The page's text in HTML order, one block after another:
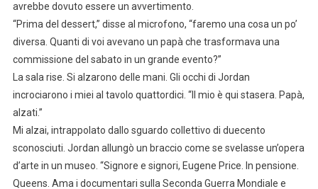
avrebbe dovuto essere un avvertimento.
“Prima del dessert,” disse al microfono, “faremo una cosa un po’
diversa. Quanti di voi avevano un papà che trasformava una
commissione del sabato in un grande evento?”
La sala rise. Si alzarono delle mani. Gli occhi di Jordan
incrociarono i miei al tavolo quattordici. “Il mio è qui stasera. Papà,
alzati.”
Mi alzai, intrappolato dallo sguardo collettivo di duecento
sconosciuti. Jordan allungò un braccio come se svelasse un’opera
d’arte in un museo. “Signore e signori, Eugene Price. In pensione.
Queens. Ama i documentari sulla Seconda Guerra Mondiale e